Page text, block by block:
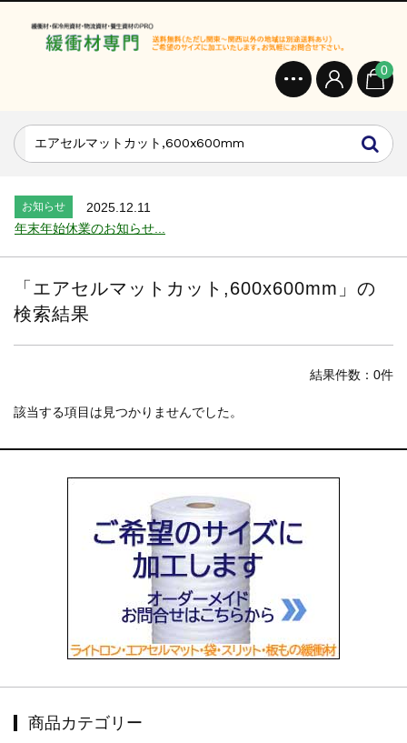
0
オンラインショップを開設いたしました。...
お知らせ
2026.7.24
お知らせ
2025.12.11
年末年始休業のお知らせ...
お知らせ
2024.2.27
全国へ確実・迅速に納品...
2026年 夏季休業のお知らせ...
年末年始休業のお知らせ...
2024.2.27
全国へ確実・迅速に納品...
2024.2.27
オンラインショップを開設いたしました。...
「エアセルマットカット,600x600mm 」の
検索結果
結果件数：0件
該当する項目は見つかりませんでした。
商品カテゴリー